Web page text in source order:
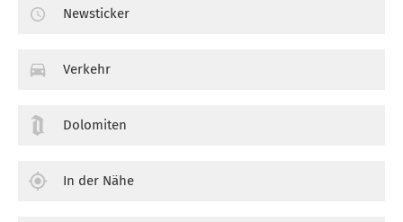
Newsticker
Verkehr
Dolomiten
In der Nähe